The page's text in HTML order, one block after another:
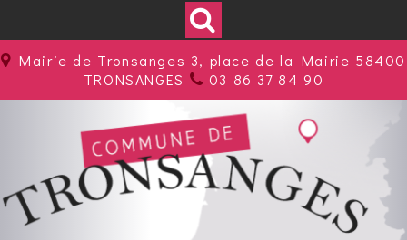
Mairie de Tronsanges 3, place de la Mairie 58400
TRONSANGES
03 86 37 84 90